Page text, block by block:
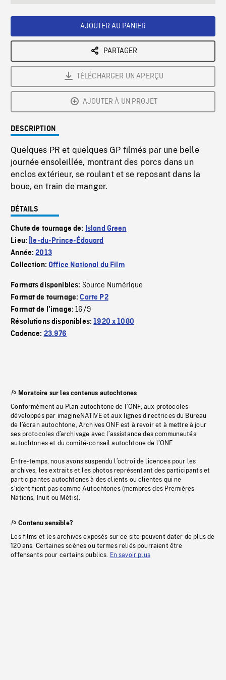
AJOUTER AU PANIER
PARTAGER
TÉLÉCHARGER UN APERÇU
AJOUTER À UN PROJET
DESCRIPTION
Quelques PR et quelques GP filmés par une belle
journée ensoleillée, montrant des porcs dans un
enclos extérieur, se roulant et se reposant dans la
boue, en train de manger.
DÉTAILS
Chute de tournage de: Island Green
Lieu:
Île-du-Prince-Édouard
Année:2013
Collection:Office National du Film
Formats disponibles: Source Numérique
Format de tournage:Carte P2
Format de l'image:16/9
Résolutions disponibles:1920 x 1080
Cadence: 23.976
Moratoire sur les contenus autochtones
Conformément au Plan autochtone de l’ONF, aux protocoles
développés par imagineNATIVE et aux lignes directrices du Bureau
de l’écran autochtone, Archives ONF est à revoir et à mettre à jour
ses protocoles d’archivage avec l’assistance des communautés
autochtones et du comité-conseil autochtone de l’ONF.
Entre-temps, nous avons suspendu l’octroi de licences pour les
archives, les extraits et les photos représentant des participants et
participantes autochtones à des clients ou clientes qui ne
s’identifient pas comme Autochtones (membres des Premières
Nations, Inuit ou Métis).
Contenu sensible?
Les films et les archives exposés sur ce site peuvent dater de plus de
120 ans. Certaines scènes ou termes reliés pourraient être
offensants pour certains publics. En savoir plus